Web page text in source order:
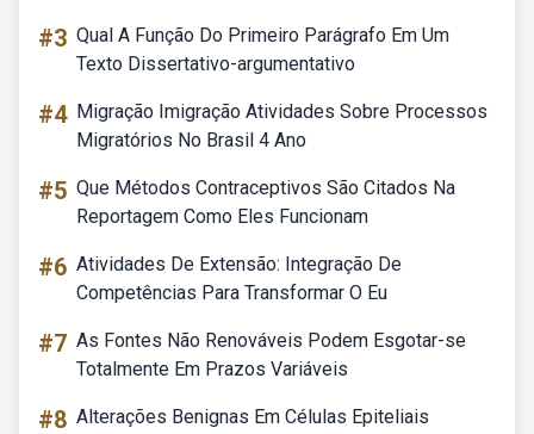
#3 Qual A Função Do Primeiro Parágrafo Em Um
Texto Dissertativo-argumentativo
#4 Migração Imigração Atividades Sobre Processos
Migratórios No Brasil 4 Ano
#5 Que Métodos Contraceptivos São Citados Na
Reportagem Como Eles Funcionam
#6 Atividades De Extensão: Integração De
Competências Para Transformar O Eu
#7 As Fontes Não Renováveis Podem Esgotar-se
Totalmente Em Prazos Variáveis
#8 Alterações Benignas Em Células Epiteliais